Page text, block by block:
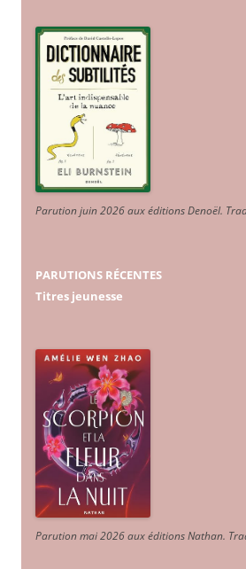
Parution juin 2026 aux éditions Denoël.
PARUTIONS RÉCENTES
Titres jeunesse
Parution mai 2026 aux éditions Nathan.